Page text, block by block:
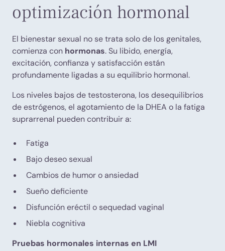
optimización hormonal
El bienestar sexual no se trata solo de los genitales,
comienza con hormonas. Su libido, energía,
excitación, confianza y satisfacción están
profundamente ligadas a su equilibrio hormonal.
Los niveles bajos de testosterona, los desequilibrios
de estrógenos, el agotamiento de la DHEA o la fatiga
suprarrenal pueden contribuir a:
Fatiga
Bajo deseo sexual
Cambios de humor o ansiedad
Sueño deficiente
Disfunción eréctil o sequedad vaginal
Niebla cognitiva
Pruebas hormonales internas en LMI